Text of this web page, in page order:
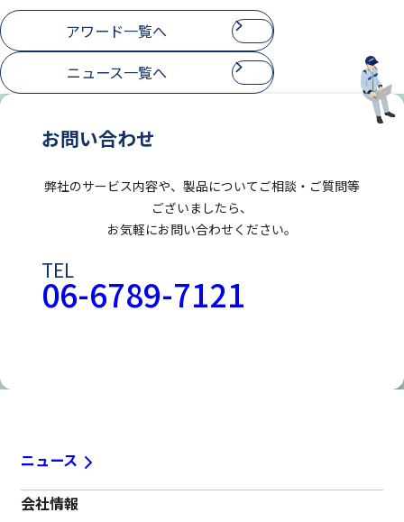
アワード一覧へ
ニュース一覧へ
お問い合わせ
弊社のサービス内容や、製品についてご相談・ご質問等
ございましたら、
お気軽にお問い合わせください。
TEL
06-6789-7121
ニュース
会社情報